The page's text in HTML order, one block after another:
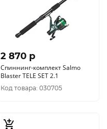
2 870 p
Спиннинг-комплект Salmo
Blaster TELE SET 2.1
Код товара: 030705